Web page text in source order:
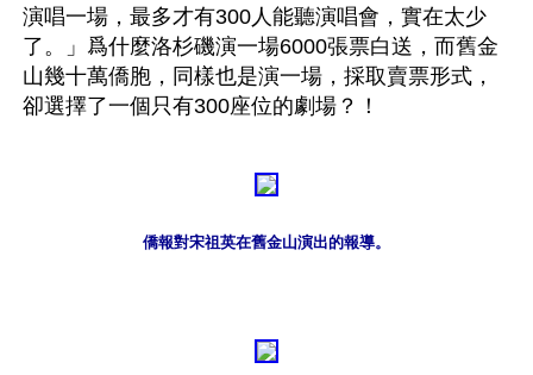
演唱一場，最多才有300人能聽演唱會，實在太少
了。」爲什麼洛杉磯演一場6000張票白送，而舊金
山幾十萬僑胞，同樣也是演一場，採取賣票形式，
卻選擇了一個只有300座位的劇場？！
僑報對宋祖英在舊金山演出的報導。